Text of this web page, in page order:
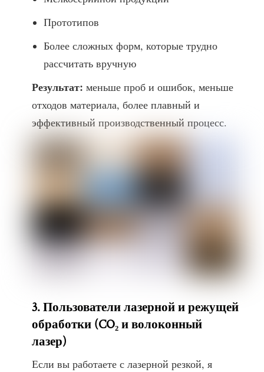
Прототипов
Более сложных форм, которые трудно
рассчитать вручную
Результат: меньше проб и ошибок, меньше
отходов материала, более плавный и
эффективный производственный процесс.
3. Пользователи лазерной и режущей
обработки (CO₂ и волоконный
лазер)
Если вы работаете с лазерной резкой, я